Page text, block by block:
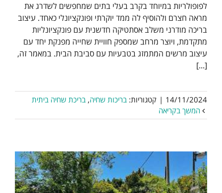
לפופולריות במיוחד בקרב בעלי בתים שמחפשים לשדרג את
מראה חצרם ולהוסיף לה ממד יוקרתי ופונקציונלי כאחד. עיצוב
בריכה מודרני משלב אסתטיקה חדשנית עם פונקציונליות
מתקדמת, ויוצר מרחב שמספק חוויית שחייה מפנקת יחד עם
עיצוב מרשים המתמזג בטבעיות עם סביבת הבית. במאמר זה,
[...]
14/11/2024
| קטגוריות: בריכות שחיה, בריכת שחיה ביתית
המשך בקריאה